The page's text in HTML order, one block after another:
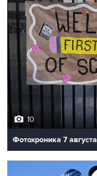
10
Фотохроника 7 августа